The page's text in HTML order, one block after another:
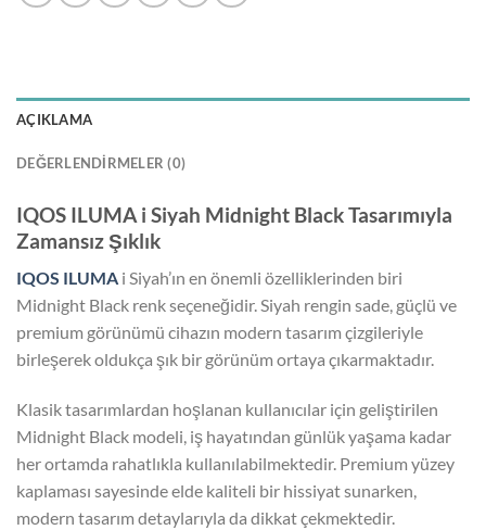
AÇIKLAMA
DEĞERLENDIRMELER (0)
IQOS ILUMA i Siyah Midnight Black Tasarımıyla
Zamansız Şıklık
IQOS ILUMA i Siyah’ın en önemli özelliklerinden biri
Midnight Black renk seçeneğidir. Siyah rengin sade, güçlü ve
premium görünümü cihazın modern tasarım çizgileriyle
birleşerek oldukça şık bir görünüm ortaya çıkarmaktadır.
Klasik tasarımlardan hoşlanan kullanıcılar için geliştirilen
Midnight Black modeli, iş hayatından günlük yaşama kadar
her ortamda rahatlıkla kullanılabilmektedir. Premium yüzey
kaplaması sayesinde elde kaliteli bir hissiyat sunarken,
modern tasarım detaylarıyla da dikkat çekmektedir.